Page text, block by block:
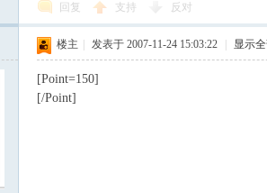
回复 支持 反对
楼主 发表于 2007-11-24 15:03:22 显示
[Point=150]
[/Point]